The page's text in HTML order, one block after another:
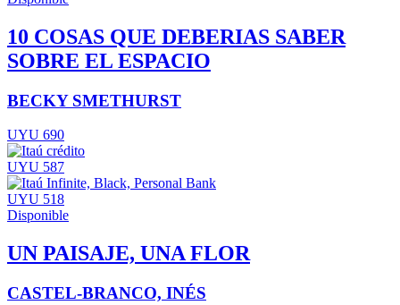
10 COSAS QUE DEBERIAS SABER
SOBRE EL ESPACIO
BECKY SMETHURST
UYU 690
UYU 587
UYU 518
Disponible
UN PAISAJE, UNA FLOR
CASTEL-BRANCO, INÉS